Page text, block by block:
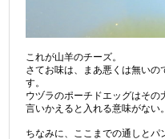
これが山羊のチーズ。
さてお味は、まあ悪くは無いの
す。
ウヅラのポーチドエッグはその
言いかえると入れる意味がない。
ちなみに、ここまでの通しと